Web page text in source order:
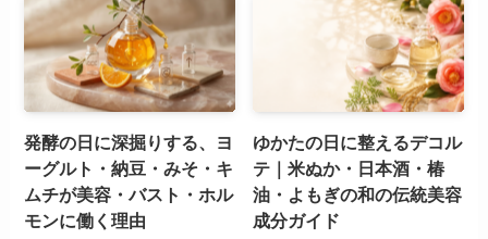
発酵の日に深掘りする、ヨ
ーグルト・納豆・みそ・キ
ムチが美容・バスト・ホル
モンに働く理由
ゆかたの日に整えるデコル
テ｜米ぬか・日本酒・椿
油・よもぎの和の伝統美容
成分ガイド